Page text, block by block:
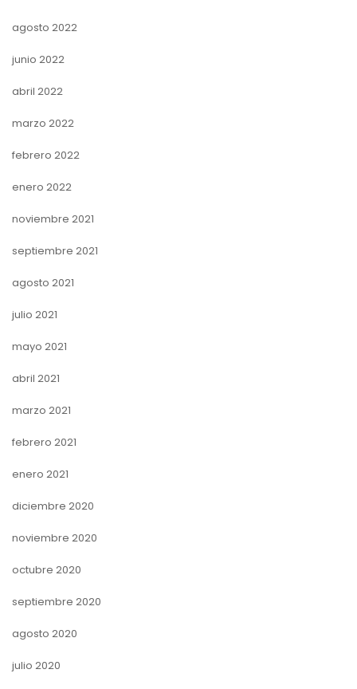
agosto 2022
junio 2022
abril 2022
marzo 2022
febrero 2022
enero 2022
noviembre 2021
septiembre 2021
agosto 2021
julio 2021
mayo 2021
abril 2021
marzo 2021
febrero 2021
enero 2021
diciembre 2020
noviembre 2020
octubre 2020
septiembre 2020
agosto 2020
julio 2020